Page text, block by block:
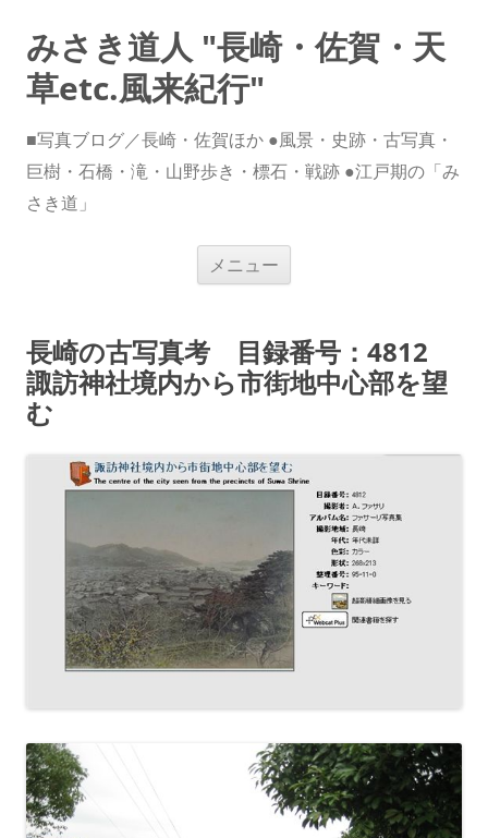
みさき道人 "長崎・佐賀・天
草etc.風来紀行"
■写真ブログ／長崎・佐賀ほか ●風景・史跡・古写真・
巨樹・石橋・滝・山野歩き・標石・戦跡 ●江戸期の「み
さき道」
メニュー
ス
キ
ッ
プ
長崎の古写真考 目録番号：4812
諏訪神社境内から市街地中心部を望
む